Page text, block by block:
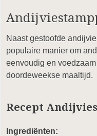
Naast gestoofde
populaire manier om
eenvoudig en
doordeweekse maaltijd.
Recept
Ingrediënten: